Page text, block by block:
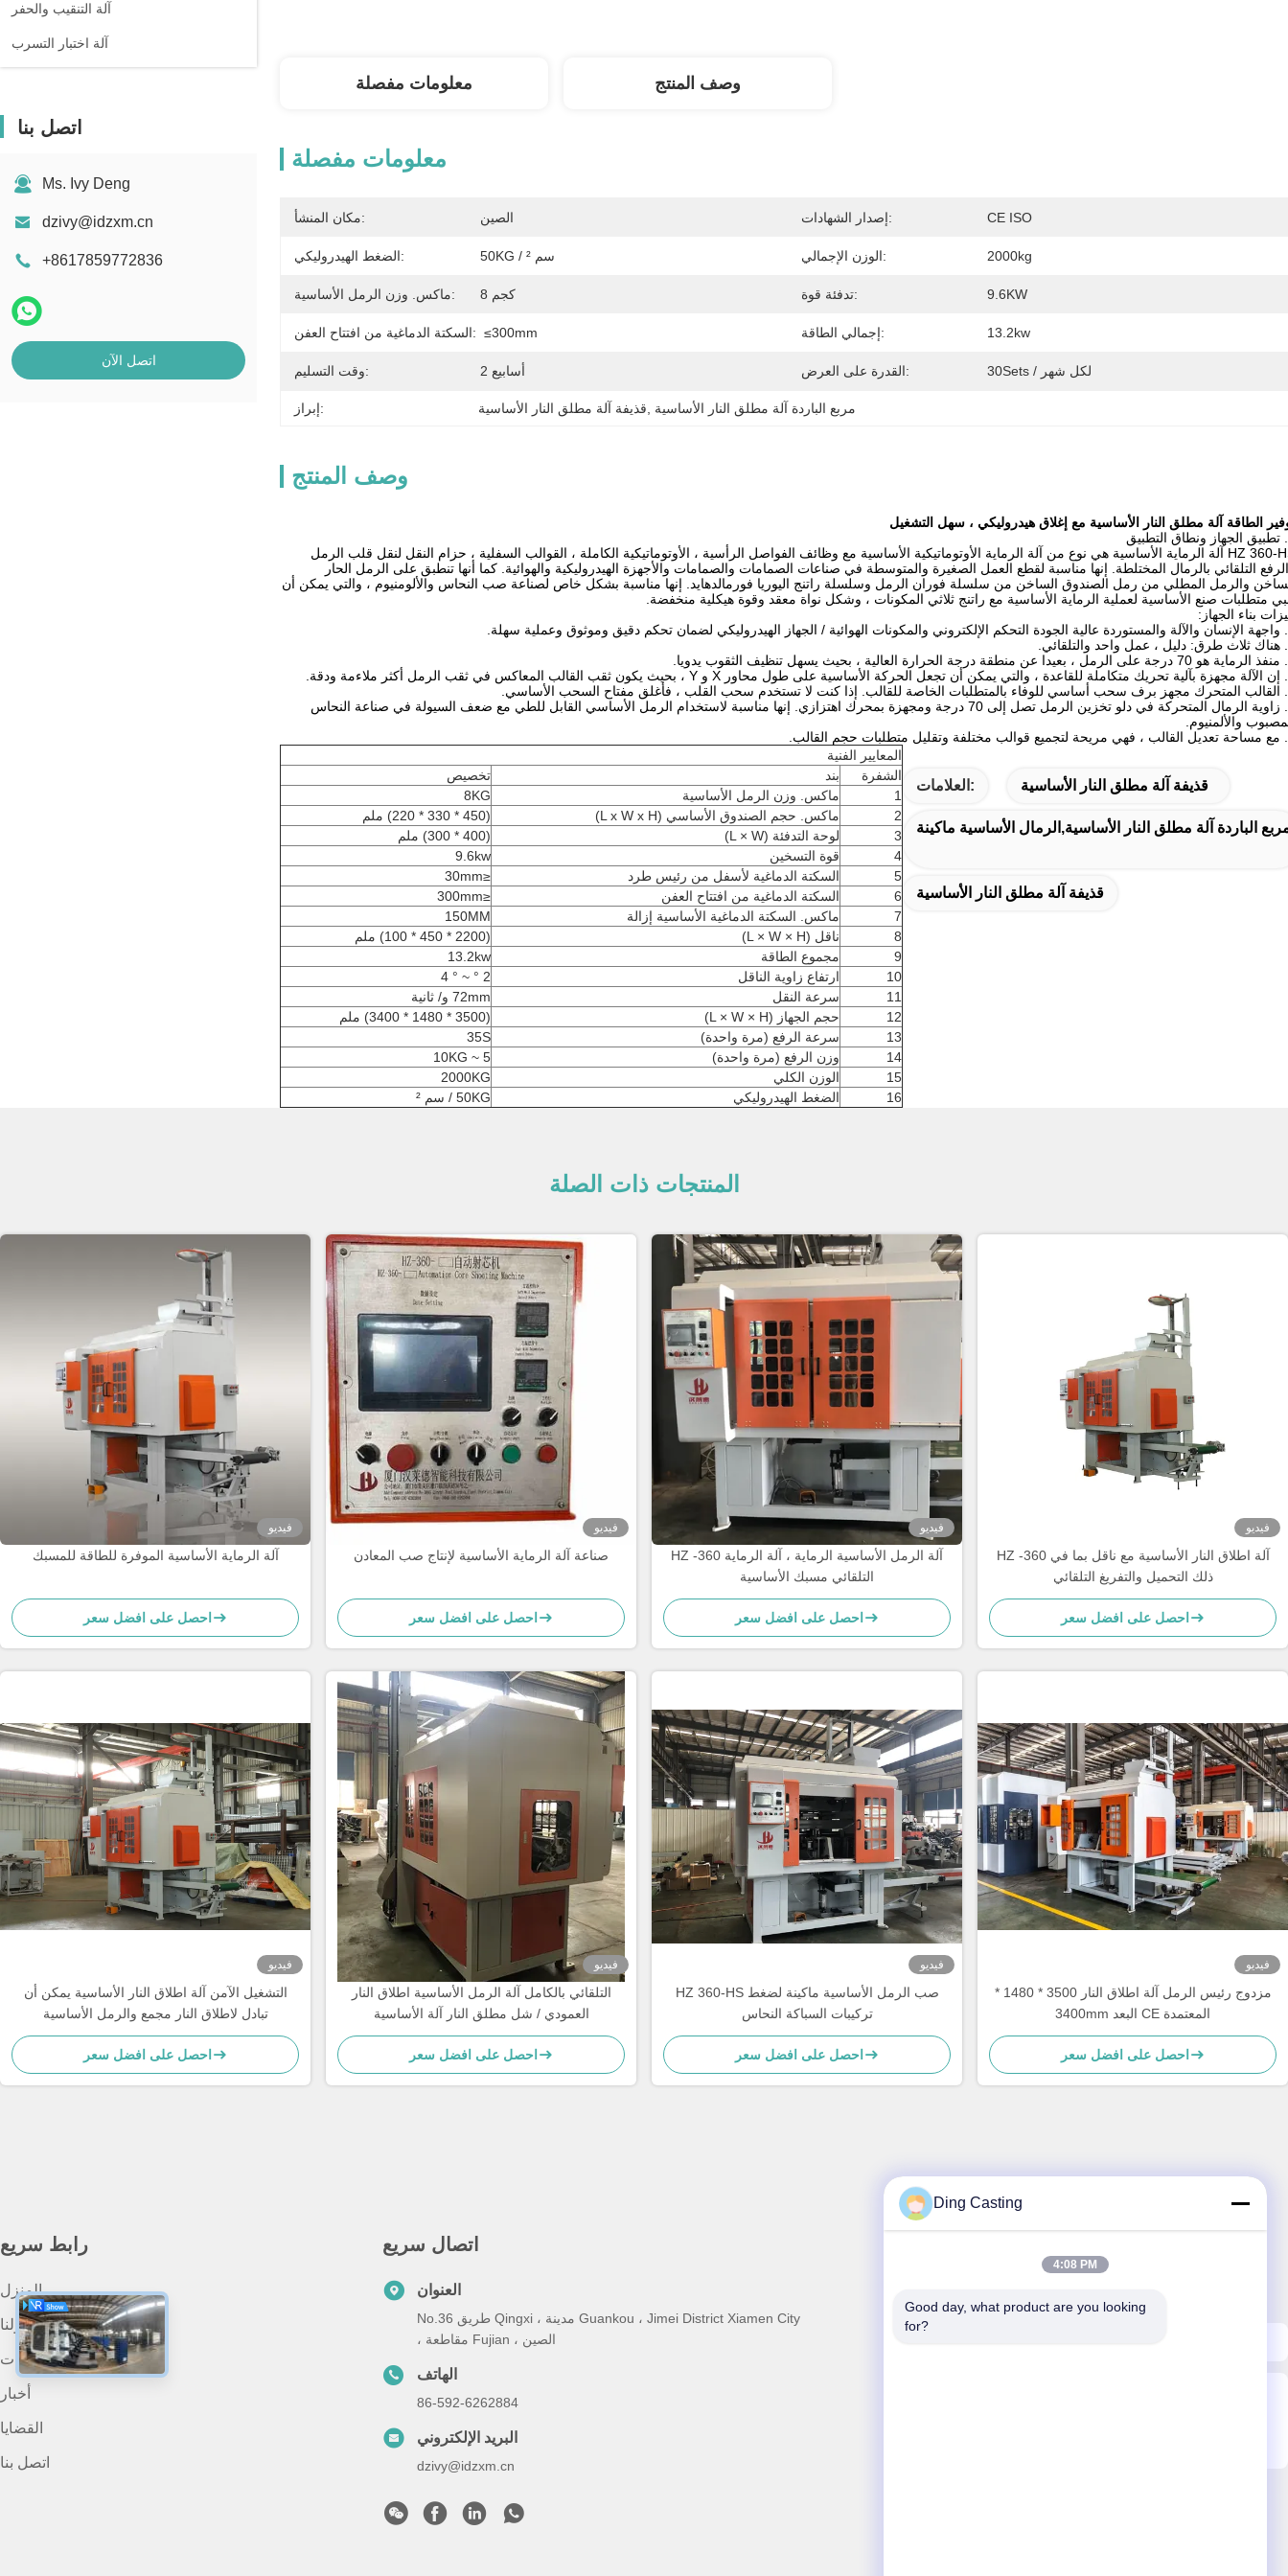
آلة التنقيب والحفر
آلة اختبار التسرب
اتصل بنا
Ms. Ivy Deng
dzivy@idzxm.cn
+8617859772836
اتصل الآن
معلومات مفصلة وصف المنتج
معلومات مفصلة
مكان المنشأ: الصين إصدار الشهادات: CE ISO
الضغط الهيدروليكي: 50KG / سم ² الوزن الإجمالي: 2000kg
ماكس. وزن الرمل الأساسية: 8 كجم تدفئة قوة: 9.6KW
السكتة الدماغية من افتتاح العفن: ≤300mm إجمالي الطاقة: 13.2kw
وقت التسليم: 2 أسابيع القدرة على العرض: 30Sets / لكل شهر
إبراز: قذيفة آلة مطلق النار الأساسية مربع الباردة آلة مطلق النار الأساسية
وصف المنتج
الطاقة آلة مطلق النار الأساسية مع إغلاق هيدروليكي ، سهل التشغيل
HZ 360-HS آلة الرماية الأساسية هي نوع من آلة الرماية الأوتوماتيكية الأساسية مع وظائف الفواصل الرأسية ، الأوتوماتيكية الكاملة ، القوالب السفلية ، حزام النقل لنقل قلب الرمل
التلقائي بالرمال المختلطة.
إنها مناسبة لقطع العمل الصغيرة والمتوسطة في صناعات الصمامات والصمامات والأجهزة الهيدروليكية والهوائية. كما أنها تنطبق على الرمل الحار
والرمل المطلي من رمل الصندوق الساخن من سلسلة فوران الرمل وسلسلة راتنج اليوريا فورمالدهايد.
إنها مناسبة بشكل خاص لصناعة صب النحاس والألومنيوم ، والتي يمكن أن
متطلبات صنع الأساسية لعملية الرماية الأساسية مع راتنج ثلاثي المكونات ، وشكل نواة معقد وقوة هيكلية منخفضة.
بناء الجهاز:
إذا كنت لا تستخدم سحب القلب ، فأغلق مفتاح السحب الأساسي.
إنها مناسبة لاستخدام الرمل الأساسي القابل للطي مع ضعف السيولة في صناعة النحاس
والألمنيوم.
المعايير الفنية
الشفرة
بند
تخصيص
1
ماكس. وزن الرمل الأساسية
8KG
2
ماكس. حجم الصندوق الأساسي (L x W x H)
(450 * 330 * 220) ملم
3
لوحة التدفئة (L × W)
(400 * 300) ملم
4
قوة التسخين
9.6kw
5
السكتة الدماغية لأسفل من رئيس طرد
≤30mm
6
السكتة الدماغية من افتتاح العفن
≤300mm
7
ماكس. السكتة الدماغية الأساسية إزالة
150MM
8
ناقل (L × W × H)
(2200 * 450 * 100) ملم
9
مجموع الطاقة
13.2kw
10
ارتفاع زاوية الناقل
2 ° ~ ° 4
11
سرعة النقل
72mm و/ ثانية
12
حجم الجهاز (L × W × H)
(3500 * 1480 * 3400) ملم
13
سرعة الرفع (مرة واحدة)
35S
14
وزن الرفع (مرة واحدة)
5 ~ 10KG
15
الوزن الكلي
2000KG
16
الضغط الهيدروليكي 50KG / سم ²
العلامات: قذيفة آلة مطلق النار الأساسية
الباردة آلة مطلق النار الأساسية,الرمال الأساسية ماكينة
قذيفة آلة مطلق النار الأساسية
المنتجات ذات الصلة
فيديو
آلة الرماية الأساسية الموفرة للطاقة للمسبك
احصل على افضل سعر
فيديو
صناعة آلة الرماية الأساسية لإنتاج صب المعادن
احصل على افضل سعر
فيديو
HZ -360 آلة الرمل الأساسية الرماية ، آلة الرماية
التلقائي مسبك الأساسية
احصل على افضل سعر
فيديو
HZ -360 آلة اطلاق النار الأساسية مع ناقل بما في
ذلك التحميل والتفريغ التلقائي
احصل على افضل سعر
فيديو
التشغيل الآمن آلة اطلاق النار الأساسية يمكن أن
تبادل لاطلاق النار مجمع والرمل الأساسية
احصل على افضل سعر
فيديو
التلقائي بالكامل آلة الرمل الأساسية اطلاق النار
العمودي / شل مطلق النار آلة الأساسية
احصل على افضل سعر
فيديو
HZ 360-HS صب الرمل الأساسية ماكينة لضغط
تركيبات السباكة النحاس
احصل على افضل سعر
فيديو
مزدوج رئيس الرمل آلة اطلاق النار 3500 * 1480 *
3400mm البعد CE المعتمدة
احصل على افضل سعر
رابط سريع
المنزل
حولنا
المنتجات
أخبار
القضايا
اتصل بنا
اتصال سريع
العنوان
No.36 طريق Qingxi ، مدينة Guankou ، Jimei District Xiamen City
، مقاطعة Fujian ، الصين
الهاتف
86-592-6262884
البريد الإلكتروني
dzivy@idzxm.cn
Ding Casting
4:08 PM
Good day, what product are you looking
for?